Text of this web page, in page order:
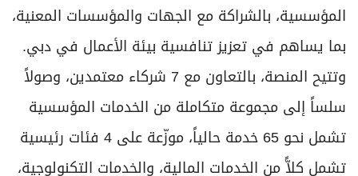
المؤسسية، بالشراكة مع الجهات والمؤسسات المعنية،
بما يساهم في تعزيز تنافسية بيئة الأعمال في دبي.
وتتيح المنصة، بالتعاون مع 7 شركاء معتمدين، وصولاً
سلساً إلى مجموعة متكاملة من الخدمات المؤسسية
تشمل نحو 65 خدمة حالياً، موزّعة على 4 فئات رئيسية
تشمل كلاًّ من الخدمات المالية، والخدمات التكنولوجية،